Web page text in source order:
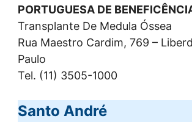
PORTUGUESA DE
Transplante De Medula Óssea
Rua Maestro Cardim, 769 –
Paulo
Tel. (11) 3505-1000
Santo André